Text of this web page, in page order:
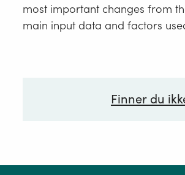
most important changes from
main input data and factors
Finner du